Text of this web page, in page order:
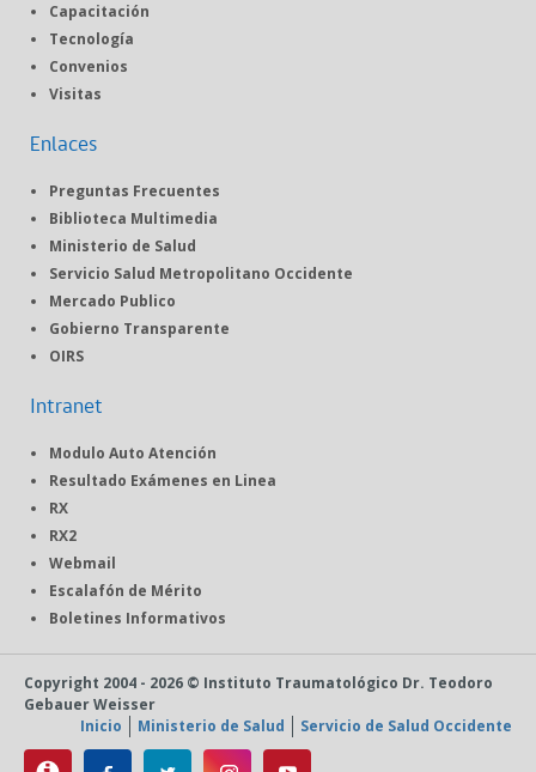
Capacitación
Tecnología
Convenios
Visitas
Enlaces
Preguntas Frecuentes
Biblioteca Multimedia
Ministerio de Salud
Servicio Salud Metropolitano Occidente
Mercado Publico
Gobierno Transparente
OIRS
Intranet
Modulo Auto Atención
Resultado Exámenes en Linea
RX
RX2
Webmail
Escalafón de Mérito
Boletines Informativos
Copyright 2004 - 2026 © Instituto Traumatológico Dr. Teodoro
Gebauer Weisser
Inicio
Ministerio de Salud Servicio de Salud Occidente